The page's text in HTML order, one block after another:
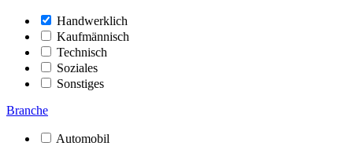
Handwerklich
Kaufmännisch
Technisch
Soziales
Sonstiges
Branche
Automobil